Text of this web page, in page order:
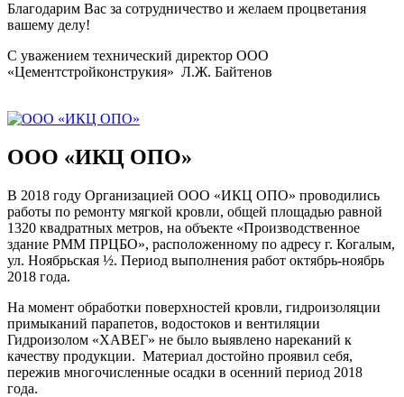
Благодарим Вас за сотрудничество и желаем процветания
вашему делу!
С уважением технический директор ООО
«Цементстройконструкия» Л.Ж. Байтенов
ООО «ИКЦ ОПО»
В 2018 году Организацией ООО «ИКЦ ОПО» проводились
работы по ремонту мягкой кровли, общей площадью равной
1320 квадратных метров, на объекте «Производственное
здание РММ ПРЦБО», расположенному по адресу г. Когалым,
ул. Ноябрьская ½. Период выполнения работ октябрь-ноябрь
2018 года.
На момент обработки поверхностей кровли, гидроизоляции
примыканий парапетов, водостоков и вентиляции
Гидроизолом «ХАВЕГ» не было выявлено нареканий к
качеству продукции. Материал достойно проявил себя,
пережив многочисленные осадки в осенний период 2018
года.